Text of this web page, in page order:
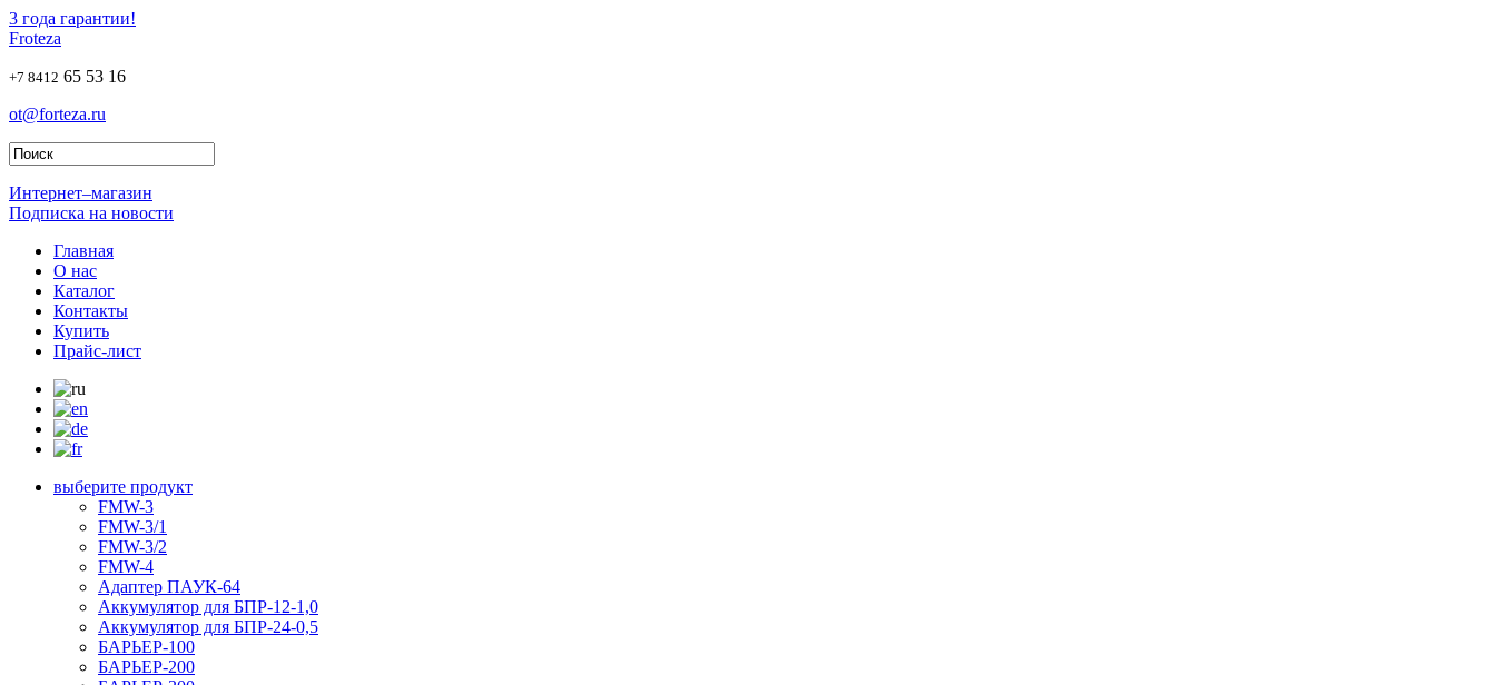
3 года гарантии!
Froteza
+7 8412 65 53 16
ot@forteza.ru
Интернет–магазин
Подписка на новости
Главная
О нас
Каталог
Контакты
Купить
Прайс-лист
выберите продукт
FMW-3
FMW-3/1
FMW-3/2
FMW-4
Адаптер ПАУК-64
Аккумулятор для БПР-12-1,0
Аккумулятор для БПР-24-0,5
БАРЬЕР-100
БАРЬЕР-200